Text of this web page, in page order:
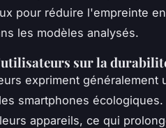
pour réduire l'empreinte
les modèles analysés.
sur la
expriment généralement
smartphones
appareils, ce qui